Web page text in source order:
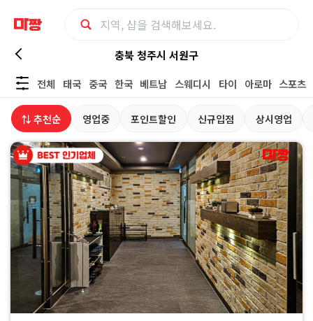
충
북
청
주
시
서
원
구
충북 청주시 서원구
전체
태국 중국 한국 베트남 스웨디시 타이 아로마 스포츠
⇅ 추천순 영업중 포인트할인 신규입점 상시영업